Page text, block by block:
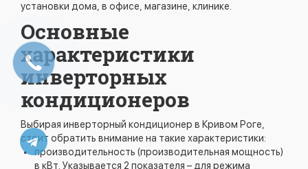
установки дома, в офисе, магазине, клинике.
Основные
характеристики
инверторных
кондиционеров
Выбирая инверторный кондиционер в Кривом Роге,
стоит обратить внимание на такие характеристики:
производительность (производительная мощность)
в кВт. Указывается 2 показателя – для режима